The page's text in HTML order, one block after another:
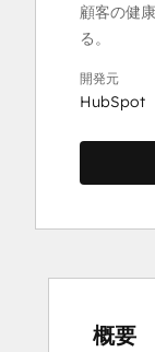
顧客の健
る。
開発元
HubSpot
概要